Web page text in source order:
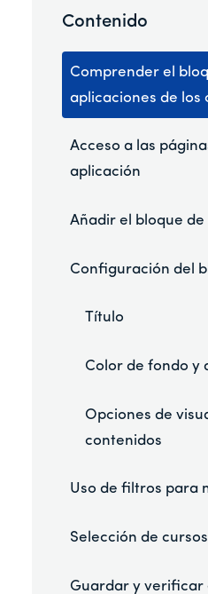
Contenido
Comprender el
aplicaciones de los
Acceso a las
aplicación
Añadir el bloque de
Configuración del
Título
Color de fondo y
Opciones de
contenidos
Uso de filtros para
Selección de
Guardar y verificar